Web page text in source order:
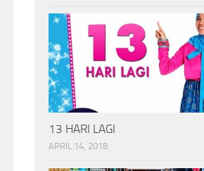
13 HARI LAGI
APRIL 14, 2018